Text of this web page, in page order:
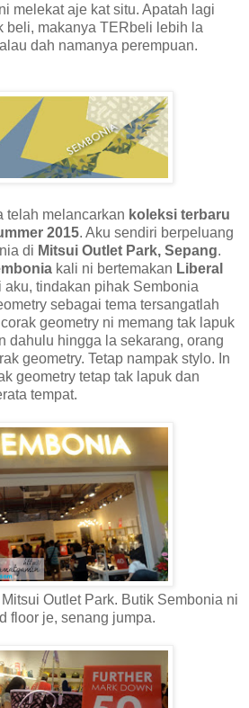
melekat aje kat situ. Apatah lagi
beli, makanya TERbeli lebih la
dah namanya perempuan.
telah melancarkan koleksi terbaru
2015. Aku sendiri berpeluang
di Mitsui Outlet Park, Sepang.
kali ni bertemakan Liberal
aku, tindakan pihak Sembonia
sebagai tema tersangatlah
geometry ni memang tak lapuk
dahulu hingga la sekarang, orang
geometry. Tetap nampak stylo. In
geometry tetap tak lapuk dan
tempat.
Outlet Park. Butik Sembonia ni
floor je, senang jumpa.